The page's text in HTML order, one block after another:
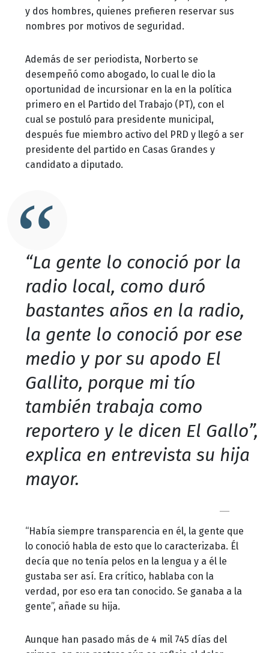
y dos hombres, quienes prefieren reservar sus
nombres por motivos de seguridad.
Además de ser periodista, Norberto se
desempeñó como abogado, lo cual le dio la
oportunidad de incursionar en la en la política
primero en el Partido del Trabajo (PT), con el
cual se postuló para presidente municipal,
después fue miembro activo del PRD y llegó a ser
presidente del partido en Casas Grandes y
candidato a diputado.
“La gente lo conoció por la
radio local, como duró
bastantes años en la radio,
la gente lo conoció por ese
medio y por su apodo El
Gallito, porque mi tío
también trabaja como
reportero y le dicen El Gallo”,
explica en entrevista su hija
mayor.
“Había siempre transparencia en él, la gente que
lo conoció habla de esto que lo caracterizaba. Él
decía que no tenía pelos en la lengua y a él le
gustaba ser así. Era crítico, hablaba con la
verdad, por eso era tan conocido. Se ganaba a la
gente”, añade su hija.
Aunque han pasado más de 4 mil 745 días del